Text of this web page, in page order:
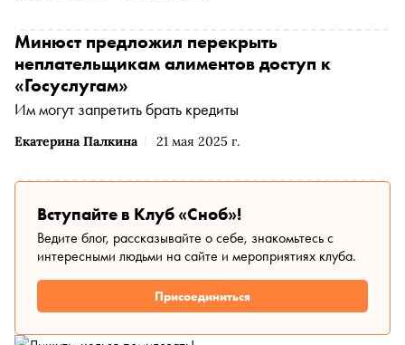
Екатерина Палкина 21 мая 2025 г.
Минюст предложил перекрыть
неплательщикам алиментов доступ к
«Госуслугам»
Им могут запретить брать кредиты
Вступайте в Клуб «Сноб»!
Ведите блог, рассказывайте о себе, знакомьтесь с
интересными людьми на сайте и мероприятиях клуба.
Присоединиться